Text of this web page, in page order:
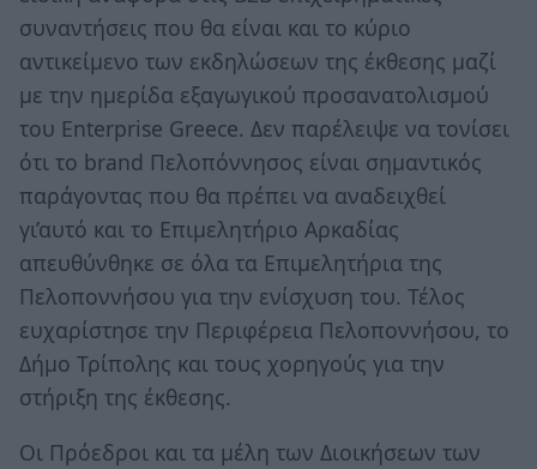
συναντήσεις που θα είναι και το κύριο
αντικείμενο των εκδηλώσεων της έκθεσης μαζί
με την ημερίδα εξαγωγικού προσανατολισμού
του Enterprise Greece. Δεν παρέλειψε να τονίσει
ότι το brand Πελοπόννησος είναι σημαντικός
παράγοντας που θα πρέπει να αναδειχθεί
γι’αυτό και το Επιμελητήριο Αρκαδίας
απευθύνθηκε σε όλα τα Επιμελητήρια της
Πελοποννήσου για την ενίσχυση του. Τέλος
ευχαρίστησε την Περιφέρεια Πελοποννήσου, το
Δήμο Τρίπολης και τους χορηγούς για την
στήριξη της έκθεσης.
Οι Πρόεδροι και τα μέλη των Διοικήσεων των